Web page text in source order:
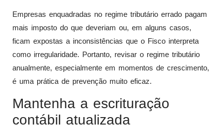
Empresas enquadradas no regime tributário errado pagam
mais imposto do que deveriam ou, em alguns casos,
ficam expostas a inconsistências que o Fisco interpreta
como irregularidade. Portanto, revisar o regime tributário
anualmente, especialmente em momentos de crescimento,
é uma prática de prevenção muito eficaz.
Mantenha a escrituração
contábil atualizada